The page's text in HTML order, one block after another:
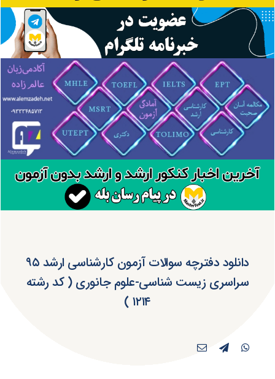
دانلود دفترچه سوالات آزمون کارشناسی ارشد ۹۵
سراسری زیست شناسی-علوم جانوری ( کد رشته
۱۲۱۴ )